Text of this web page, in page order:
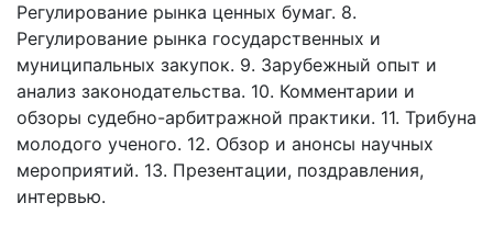
Регулирование рынка ценных бумаг. 8.
Регулирование рынка государственных и
муниципальных закупок. 9. Зарубежный опыт и
анализ законодательства. 10. Комментарии и
обзоры судебно-арбитражной практики. 11. Трибуна
молодого ученого. 12. Обзор и анонсы научных
мероприятий. 13. Презентации, поздравления,
интервью.